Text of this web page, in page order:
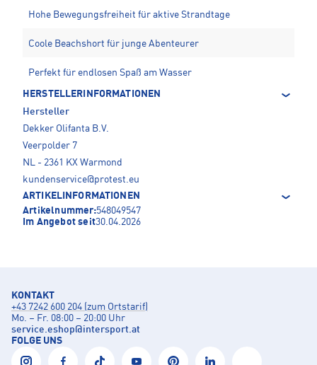
Hohe Bewegungsfreiheit für aktive Strandtage
Coole Beachshort für junge Abenteurer
Perfekt für endlosen Spaß am Wasser
HERSTELLERINFORMATIONEN
Hersteller
Dekker Olifanta B.V.
Veerpolder 7
NL - 2361 KX Warmond
kundenservice@protest.eu
ARTIKELINFORMATIONEN
Artikelnummer:548049547
Im Angebot seit30.04.2026
KONTAKT
+43 7242 600 204 (zum Ortstarif)
Mo. – Fr. 08:00 – 20:00 Uhr
service.eshop@intersport.at
FOLGE UNS